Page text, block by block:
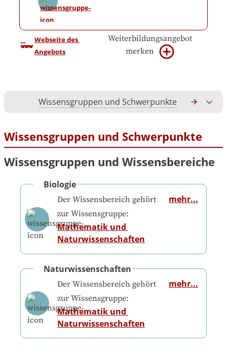
Webseite des
Angebots
Weiterbildungsangebot
merken
Wissensgruppen und Schwerpunkte
Wissensgruppen und Schwerpunkte
Wissensgruppen und Wissensbereiche
Biologie
Der Wissensbereich gehört
zur Wissensgruppe:
Mathematik und
Naturwissenschaften
mehr...
Naturwissenschaften
Der Wissensbereich gehört
zur Wissensgruppe:
Mathematik und
Naturwissenschaften
mehr...